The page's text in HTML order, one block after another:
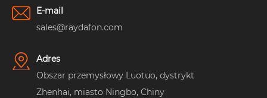
E-mail
sales@raydafon.com
Adres
Obszar przemysłowy Luotuo, dystrykt
Zhenhai, miasto Ningbo, Chiny